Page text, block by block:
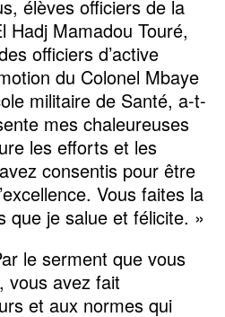
élèves officiers de la
Hadj Mamadou Touré,
officiers d’active
du Colonel Mbaye
militaire de Santé, a-t-
mes chaleureuses
les efforts et les
consentis pour être
Vous faites la
que je salue et félicite. »
le serment que vous
vous avez fait
et aux normes qui